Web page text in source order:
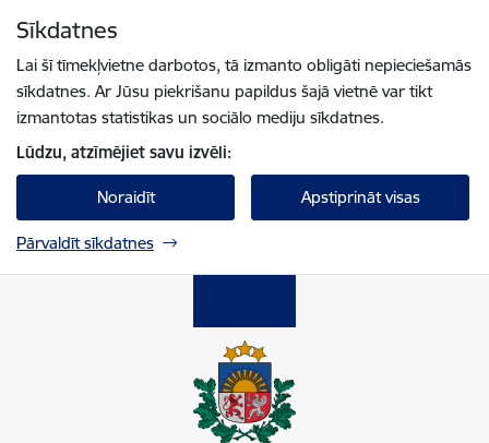
Sīkdatnes
Lai šī tīmekļvietne darbotos, tā izmanto obligāti nepieciešamās
sīkdatnes. Ar Jūsu piekrišanu papildus šajā vietnē var tikt
izmantotas statistikas un sociālo mediju sīkdatnes.
Lūdzu, atzīmējiet savu izvēli:
Noraidīt Apstiprināt visas
Pārvaldīt sīkdatnes